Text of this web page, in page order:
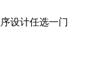
设计任选一门